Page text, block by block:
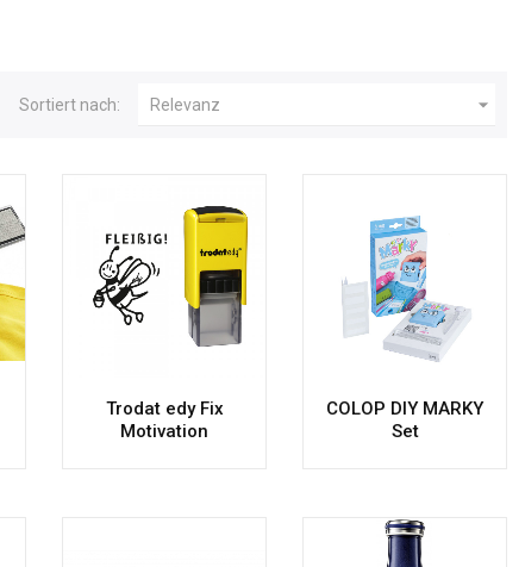
Sortiert nach: Relevanz 
Trodat edy Fix
Motivation
COLOP DIY MARKY
Set